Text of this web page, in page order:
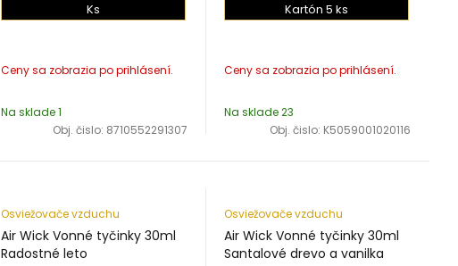
Ks
Na sklade 1
Obj. čislo: 8710552291307
Kartón 5 ks
Na sklade 23
Obj. čislo: K5059001020116
Osviežovače vzduchu
Air Wick Vonné tyčinky 30ml
Radostné leto
Osviežovače vzduchu
Air Wick Vonné tyčinky 30ml
Santalové drevo a vanilka